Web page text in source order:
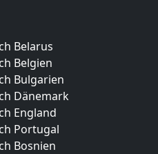
Belarus
Belgien
Bulgarien
Dänemark
England
Portugal
Bosnien